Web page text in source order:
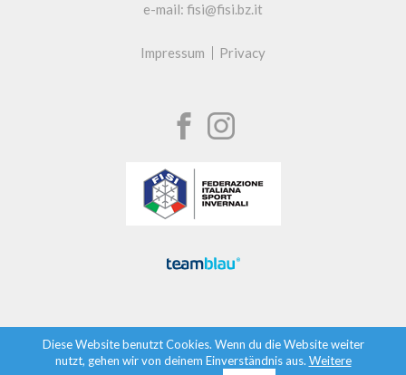
e-mail: fisi@fisi.bz.it
Impressum Privacy
Diese Website benutzt Cookies. Wenn du die Website weiter
nutzt, gehen wir von deinem Einverständnis aus. Weitere